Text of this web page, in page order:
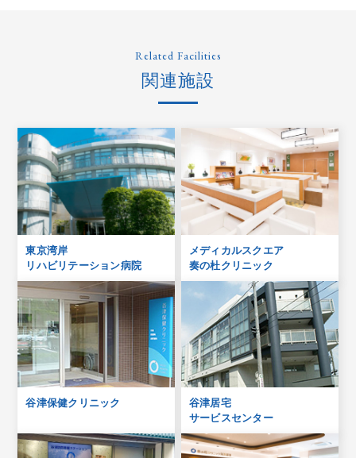
Related Facilities
関連施設
東京湾岸
リハビリテーション病院
メディカルスクエア
奏の杜クリニック
谷津保健クリニック
谷津居宅
サービスセンター